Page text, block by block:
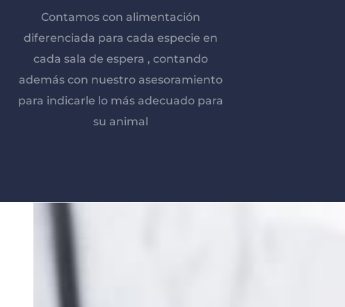
Contamos con alimentación
diferenciada para cada especie en
cada sala de espera , contando
además con nuestro asesoramiento
para indicarle lo más adecuado para
su animal